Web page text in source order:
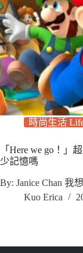
時尚生活
「Here we go！」
少記憶嗎
By: Janice Chan
Kuo Erica